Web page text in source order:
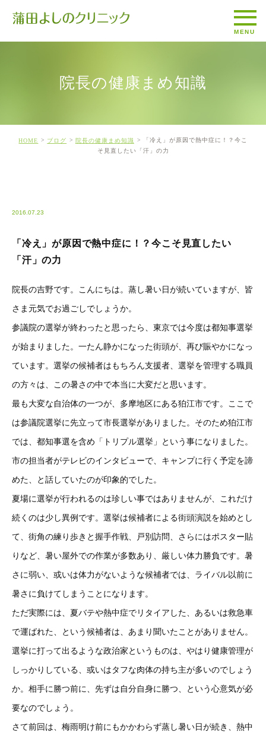
院長の健康まめ知識
HOME ブログ 院長の健康まめ知識
「冷え」が原因で熱中症に！？今こ
そ見直したい「汗」の力
2016.07.23
「冷え」が原因で熱中症に！？今こそ見直したい
「汗」の力
院長の吉野です。こんにちは。蒸し暑い日が続いていますが、皆
さま元気でお過ごしでしょうか。
参議院の選挙が終わったと思ったら、東京では今度は都知事選挙
が始まりました。一たん静かになった街頭が、再び賑やかになっ
ています。選挙の候補者はもちろん支援者、選挙を管理する職員
の方々は、この暑さの中で本当に大変だと思います。
最も大変な自治体の一つが、多摩地区にある狛江市です。ここで
は参議院選挙に先立って市長選挙がありました。そのため狛江市
では、都知事選を含め「トリプル選挙」という事になりました。
市の担当者がテレビのインタビューで、キャンプに行く予定を諦
めた、と話していたのが印象的でした。
夏場に選挙が行われるのは珍しい事ではありませんが、これだけ
続くのは少し異例です。選挙は候補者による街頭演説を始めとし
て、街角の練り歩きと握手作戦、戸別訪問、さらにはポスター貼
りなど、暑い屋外での作業が多数あり、厳しい体力勝負です。暑
さに弱い、或いは体力がないような候補者では、ライバル以前に
暑さに負けてしまうことになります。
ただ実際には、夏バテや熱中症でリタイアした、あるいは救急車
で運ばれた、という候補者は、あまり聞いたことがありません。
選挙に打って出るような政治家というものは、やはり健康管理が
しっかりしている、或いはタフな肉体の持ち主が多いのでしょう
か。相手に勝つ前に、先ずは自分自身に勝つ、という心意気が必
要なのでしょう。
さて前回は、梅雨明け前にもかかわらず蒸し暑い日が続き、熱中